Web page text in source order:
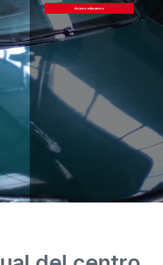
Acceso educamos
Acceso educamos
Acceso educamos